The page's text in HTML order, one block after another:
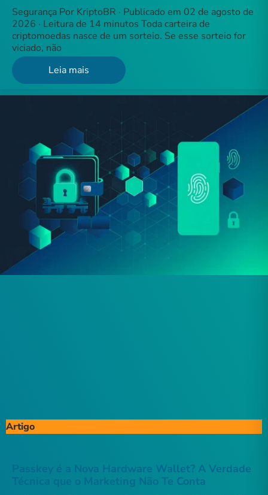
Segurança Por KriptoBR · Publicado em 02 de agosto de
2026 · Leitura de 14 minutos Toda carteira de
criptomoedas nasce de um sorteio. Se esse sorteio for
viciado, não
Leia mais
Artigo
Passkey é a Nova Hardware Wallet? A Verdade
Técnica que o Marketing Não Te Conta